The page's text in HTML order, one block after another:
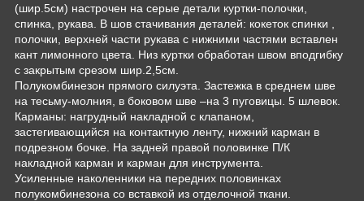
(шир.5см) настрочен на серые детали куртки-полочки,
спинка, рукава. В шов стачивания деталей: кокеток спинки ,
полочки, верхней части рукава с нижними частями вставлен
кант лимонного цвета. Низ куртки обработан швом вподгибку
с закрытым срезом шир.2,5см.
Полукомбинезон прямого силуэта. Застежка в среднем шве
на тесьму-молния, в боковом шве –на 3 пуговицы. 5 шлевок.
Карманы: нагрудный накладной с клапаном,
застегивающийся на контактную ленту, нижний карман в
подрезном бочке. На задней правой половинке П/К
накладной карман и карман для инструмента.
Усиленные наколенники на передних половинках
полукомбинезона со вставкой из отделочной ткани.